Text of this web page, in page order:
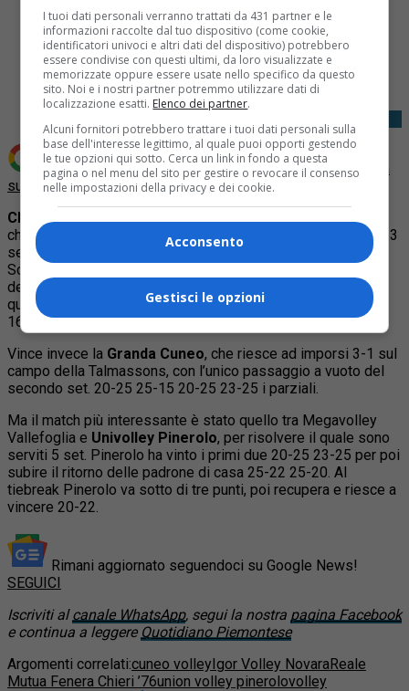
Share
Tweet
Aggiungi Quotidiano Piemontese come Fonte preferita
su Google
CHIERI– Ancora troppo forte la Imoco per laIgor Novara
che perde nettamente 3-0 con i parziali di 25-21 25-16 25-23
senza mai dare l’impressione di poter vincere il match.
Sconfitta netta anche per la
della Savino Del Bene cede 3-1 ma perde più nettamente di
quel che dice il punteggio. Lo spiegano meglio i parziali 25-
16 21-25 25-18 25-12.
Vince invece la Granda Cuneo, che riesce ad imporsi 3-1 sul
campo della Talmassons, con l’unico passaggio a vuoto del
secondo set. 20-25 25-15 20-25 23-25 i parziali.
Ma il match più interessante è stato quello tra Megavolley
Vallefoglia e Univolley Pinerolo, per risolvere il quale sono
serviti 5 set. Pinerolo ha vinto i primi due 20-25 23-25 per poi
subire il ritorno delle padrone di casa 25-22 25-20. Al
tiebreak Pinerolo va sotto di tre punti, poi recupera e riesce a
vincere 20-22.
Rimani aggiornato seguendoci su Google News!
SEGUICI
Iscriviti alcanale WhatsApp, segui la nostra pagina Facebook
e continua a leggere Quotidiano Piemontese
Argomenti correlati:cuneo volleyIgor Volley NovaraReale
Mutua Fenera Chieri ’76union volley pinerolovolley
I tuoi dati personali verranno trattati da 431 partner e le
informazioni raccolte dal tuo dispositivo (come cookie,
identificatori univoci e altri dati del dispositivo) potrebbero
essere condivise con questi ultimi, da loro visualizzate e
memorizzate oppure essere usate nello specifico da questo
sito. Noi e i nostri partner potremmo utilizzare dati di
localizzazione esatti. Elenco dei partner.
Alcuni fornitori potrebbero trattare i tuoi dati personali sulla
base dell'interesse legittimo, al quale puoi opporti gestendo
le tue opzioni qui sotto. Cerca un link in fondo a questa
pagina o nel menu del sito per gestire o revocare il consenso
nelle impostazioni della privacy e dei cookie.
Acconsento
Gestisci le opzioni